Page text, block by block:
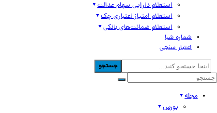
استعلام دارایی سهام عدالت
استعلام امتیاز اعتباری چک
استعلام ضمانت‌های بانکی
شماره شبا
اعتبار سنجی
جستجو
مجله
بورس